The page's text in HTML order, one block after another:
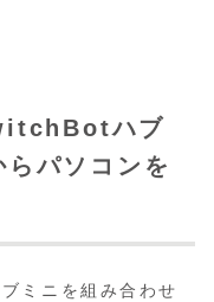
ハブ
らパソコンを
ミニを組み合わせ